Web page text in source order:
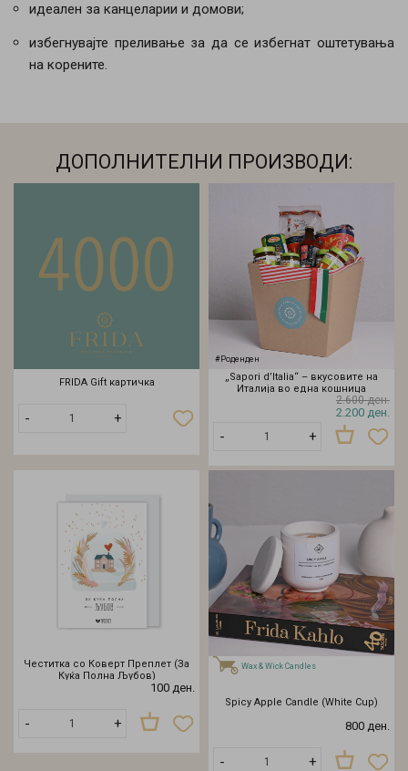
идеален за канцеларии и домови;
избегнувајте преливање за да се избегнат оштетувања
на корените.
ДОПОЛНИТЕЛНИ ПРОИЗВОДИ:
FRIDA Gift картичка
- +
Додади
#Роденден
„Sapori d’Italia“ – вкусовите на
Италија во една кошница
2.600 ден.
2.200 ден.
- +
Честитка со Коверт Преплет (За
Куќа Полна Љубов)
100 ден.
- +
Wax & Wick Candles
Spicy Apple Candle (White Cup)
800 ден.
- +